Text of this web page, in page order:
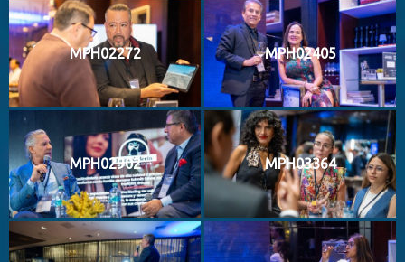
MPH02272 MPH02405
MPH02902 MPH03364